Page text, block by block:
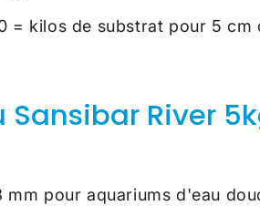
= kilos de substrat pour 5 cm
River
mm pour aquariums d'eau